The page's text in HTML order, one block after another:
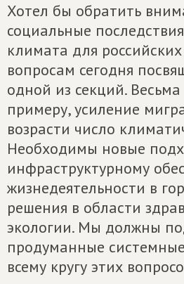
Хотел бы обратить
социальные
климата для
вопросам сегодня
одной из секций.
примеру, усиление
возрасти число
Необходимы новые
инфраструктурному
жизнедеятельности в
решения в области
экологии. Мы должны
продуманные
всему кругу этих